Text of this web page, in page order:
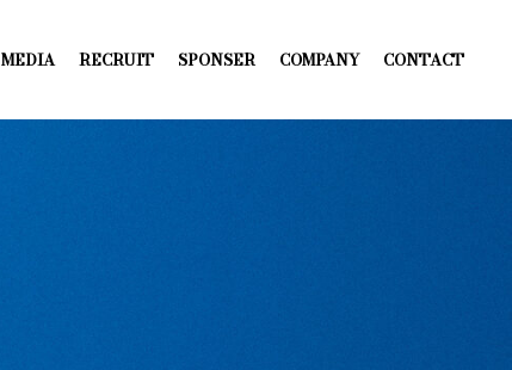
MEDIA RECRUIT SPONSER COMPANY CONTACT